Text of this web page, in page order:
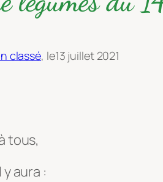
classé, le13 juillet 2021
tous,
aura :